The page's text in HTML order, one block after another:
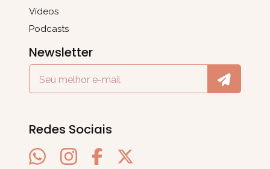
Vídeos
Podcasts
Newsletter
Redes Sociais